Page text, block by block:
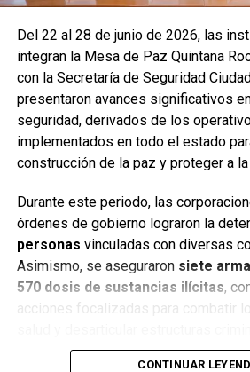
Del 22 al 28 de junio de 2026, las
integran la Mesa de Paz Quintana
con la Secretaría de Seguridad
presentaron avances significativos
seguridad, derivados de los
implementados en todo el estado
construcción de la paz y proteger a
Durante este periodo, las
órdenes de gobierno lograron la
personas vinculadas con diversas
Asimismo, se aseguraron siete
570 dosis de sustancias ilícitas,
acciones focalizadas para combatir
distintos municipios.
CONTINUAR